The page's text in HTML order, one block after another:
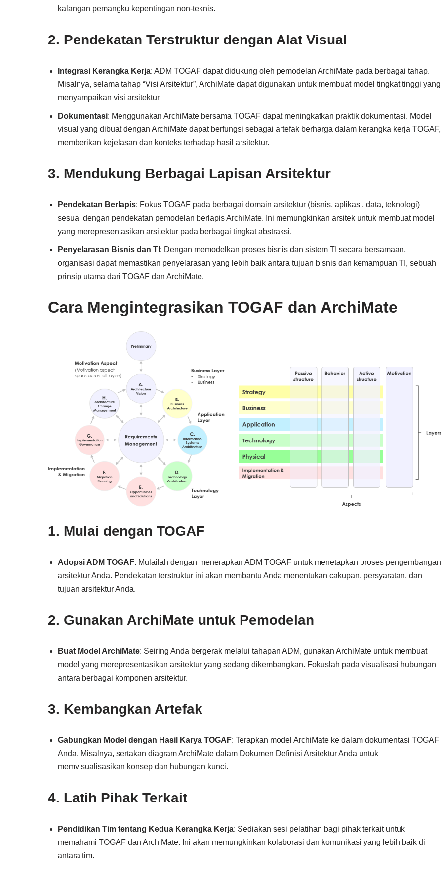
kalangan pemangku kepentingan non-teknis.
2. Pendekatan Terstruktur dengan Alat Visual
Integrasi Kerangka Kerja: ADM TOGAF dapat didukung oleh pemodelan ArchiMate pada berbagai tahap.
Misalnya, selama tahap “Visi Arsitektur”, ArchiMate dapat digunakan untuk membuat model tingkat tinggi yang
menyampaikan visi arsitektur.
Dokumentasi: Menggunakan ArchiMate bersama TOGAF dapat meningkatkan praktik dokumentasi. Model
visual yang dibuat dengan ArchiMate dapat berfungsi sebagai artefak berharga dalam kerangka kerja TOGAF,
memberikan kejelasan dan konteks terhadap hasil arsitektur.
3. Mendukung Berbagai Lapisan Arsitektur
Pendekatan Berlapis: Fokus TOGAF pada berbagai domain arsitektur (bisnis, aplikasi, data, teknologi)
sesuai dengan pendekatan pemodelan berlapis ArchiMate. Ini memungkinkan arsitek untuk membuat model
yang merepresentasikan arsitektur pada berbagai tingkat abstraksi.
Penyelarasan Bisnis dan TI : Dengan memodelkan proses bisnis dan sistem TI secara bersamaan,
organisasi dapat memastikan penyelarasan yang lebih baik antara tujuan bisnis dan kemampuan TI, sebuah
prinsip utama dari TOGAF dan ArchiMate.
Cara Mengintegrasikan TOGAF dan ArchiMate
1. Mulai dengan TOGAF
Adopsi ADM TOGAF: Mulailah dengan menerapkan ADM TOGAF untuk menetapkan proses pengembangan
arsitektur Anda. Pendekatan terstruktur ini akan membantu Anda menentukan cakupan, persyaratan, dan
tujuan arsitektur Anda.
2. Gunakan ArchiMate untuk Pemodelan
Buat Model ArchiMate: Seiring Anda bergerak melalui tahapan ADM, gunakan ArchiMate untuk membuat
model yang merepresentasikan arsitektur yang sedang dikembangkan. Fokuslah pada visualisasi hubungan
antara berbagai komponen arsitektur.
3. Kembangkan Artefak
Gabungkan Model dengan Hasil Karya TOGAF: Terapkan model ArchiMate ke dalam dokumentasi TOGAF
Anda. Misalnya, sertakan diagram ArchiMate dalam Dokumen Definisi Arsitektur Anda untuk
memvisualisasikan konsep dan hubungan kunci.
4. Latih Pihak Terkait
Pendidikan Tim tentang Kedua Kerangka Kerja: Sediakan sesi pelatihan bagi pihak terkait untuk
memahami TOGAF dan ArchiMate. Ini akan memungkinkan kolaborasi dan komunikasi yang lebih baik di
antara tim.